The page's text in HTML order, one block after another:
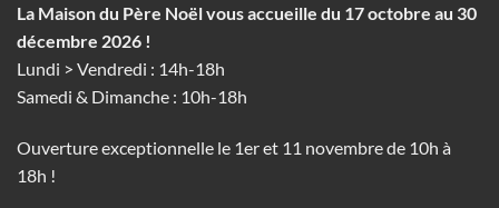
La Maison du Père Noël vous accueille du 17 octobre au 30
décembre 2026 !
Lundi > Vendredi : 14h-18h
Samedi & Dimanche : 10h-18h
Ouverture exceptionnelle le 1er et 11 novembre de 10h à
18h !